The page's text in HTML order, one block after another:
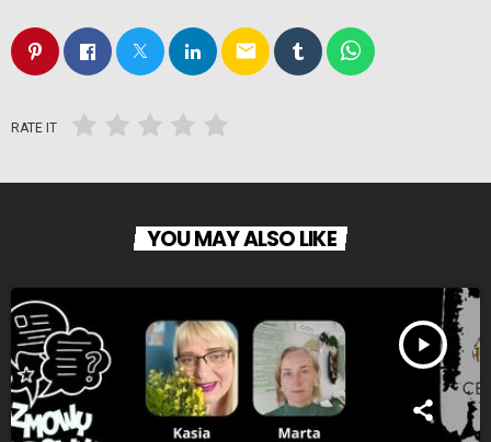
email
RATE IT
YOU MAY ALSO LIKE
play_arrow